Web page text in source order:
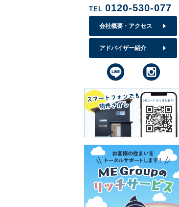
TEL 0120-530-077
会社概要・アクセス
アドバイザー紹介